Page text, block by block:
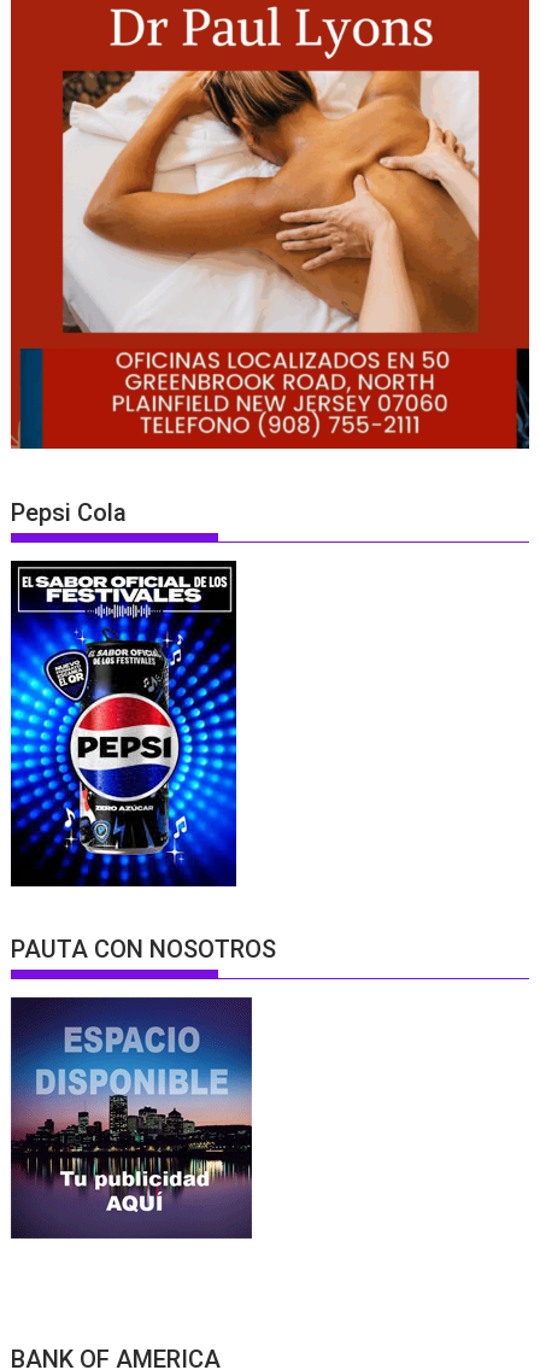
Pepsi Cola
PAUTA CON NOSOTROS
BANK OF AMERICA